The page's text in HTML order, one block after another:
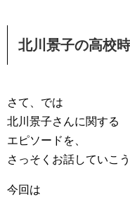
北川景子の高校
さて、では
北川景子さんに関する
エピソードを、
さっそくお話していこ
今回は